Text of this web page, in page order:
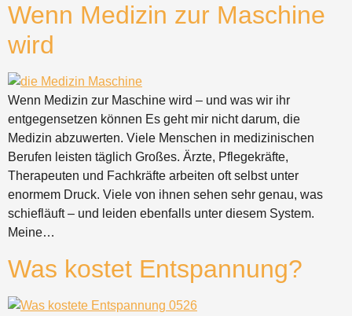
Wenn Medizin zur Maschine
wird
Wenn Medizin zur Maschine wird – und was wir ihr
entgegensetzen können Es geht mir nicht darum, die
Medizin abzuwerten. Viele Menschen in medizinischen
Berufen leisten täglich Großes. Ärzte, Pflegekräfte,
Therapeuten und Fachkräfte arbeiten oft selbst unter
enormem Druck. Viele von ihnen sehen sehr genau, was
schiefläuft – und leiden ebenfalls unter diesem System.
Meine…
Was kostet Entspannung?